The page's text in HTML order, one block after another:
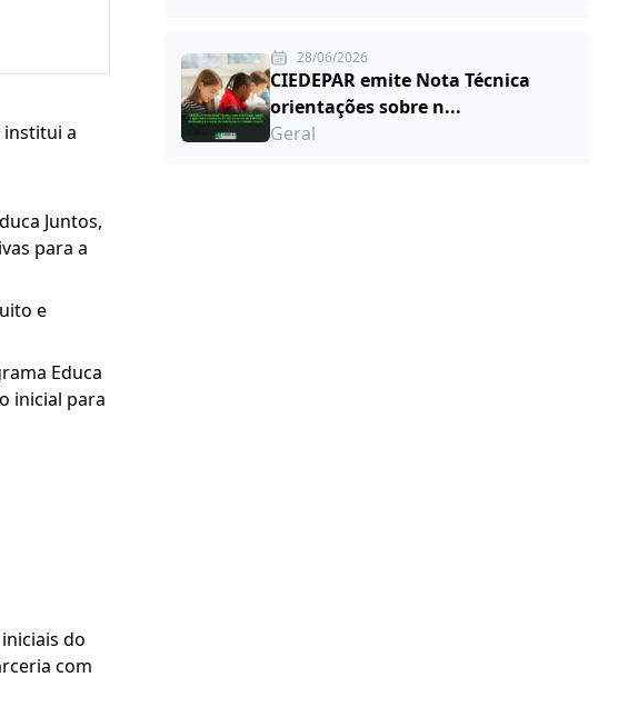
institui a
Juntos,
para a
e
Educa
inicial para
do
com
28/06/2026
CIEDEPAR emite Nota Técnica
orientações sobre n...
Geral